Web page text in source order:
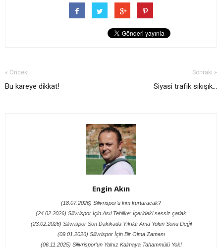
« Önceki
Bu kareye dikkat!
Sonraki »
Siyasi trafik sıkışık...
Engin Akın
(18.07.2026) Silivrispor'u kim kurtaracak?
(24.02.2026) Silivrispor İçin Asıl Tehlike: İçerideki sessiz çatlak
(23.02.2026) Silivrispor Son Dakikada Yıkıldı Ama Yolun Sonu Değil
(09.01.2026) Silivrispor İçin Bir Olma Zamanı
(06.11.2025) Silivrispor’un Yalnız Kalmaya Tahammülü Yok!